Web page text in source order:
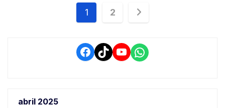
Navegación
entradas
1 2
Facebook
TikTokYouTube
WhatsApp
abril 2025